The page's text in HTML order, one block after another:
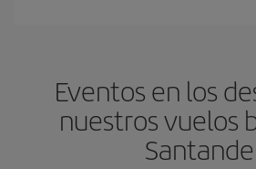
Eventos en los
nuestros vuelos